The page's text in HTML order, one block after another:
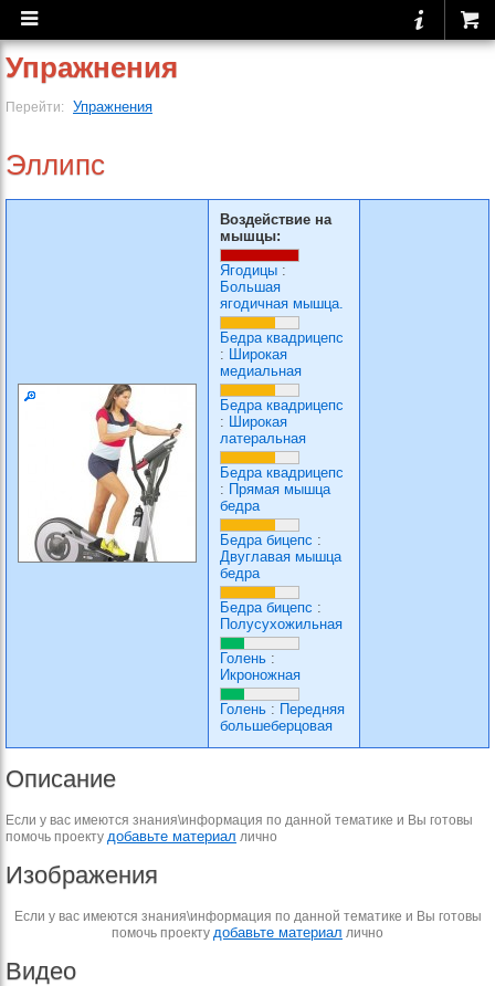
Упражнения
Перейти: Упражнения
Эллипс
Воздействие на
мышцы:
Ягодицы :
Большая
ягодичная мышца.
Бедра квадрицепс
: Широкая
медиальная
Бедра квадрицепс
: Широкая
латеральная
Бедра квадрицепс
: Прямая мышца
бедра
Бедра бицепс :
Двуглавая мышца
бедра
Бедра бицепс :
Полусухожильная
Голень :
Икроножная
Голень : Передняя
большеберцовая
Описание
Если у вас имеются знания\информация по данной тематике и Вы готовы
помочь проекту добавьте материал лично
Изображения
Если у вас имеются знания\информация по данной тематике и Вы готовы
помочь проекту добавьте материал лично
Видео